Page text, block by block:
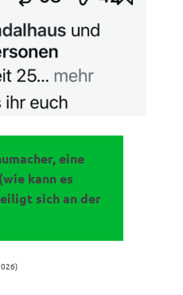
eine
kann es
sich an der